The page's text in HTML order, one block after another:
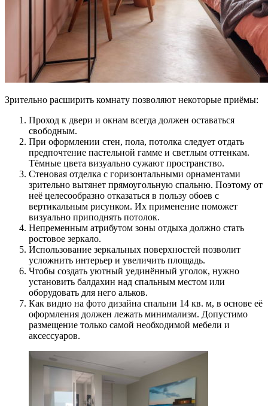
Зрительно расширить комнату позволяют некоторые приёмы:
Проход к двери и окнам всегда должен оставаться
свободным.
При оформлении стен, пола, потолка следует отдать
предпочтение пастельной гамме и светлым оттенкам.
Тёмные цвета визуально сужают пространство.
Стеновая отделка с горизонтальными орнаментами
зрительно вытянет прямоугольную спальню. Поэтому от
неё целесообразно отказаться в пользу обоев с
вертикальным рисунком. Их применение поможет
визуально приподнять потолок.
Непременным атрибутом зоны отдыха должно стать
ростовое зеркало.
Использование зеркальных поверхностей позволит
усложнить интерьер и увеличить площадь.
Чтобы создать уютный уединённый уголок, нужно
установить балдахин над спальным местом или
оборудовать для него альков.
Как видно на фото дизайна спальни 14 кв. м, в основе её
оформления должен лежать минимализм. Допустимо
размещение только самой необходимой мебели и
аксессуаров.